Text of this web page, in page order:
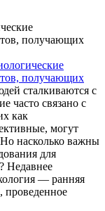
получающих
сталкиваются с
часто связано с
как
могут
Но насколько важны
для
Недавнее
— ранняя
проведенное